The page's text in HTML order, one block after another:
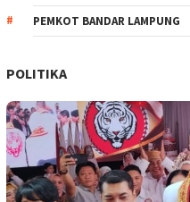
PEMKOT BANDAR LAMPUNG
POLITIKA